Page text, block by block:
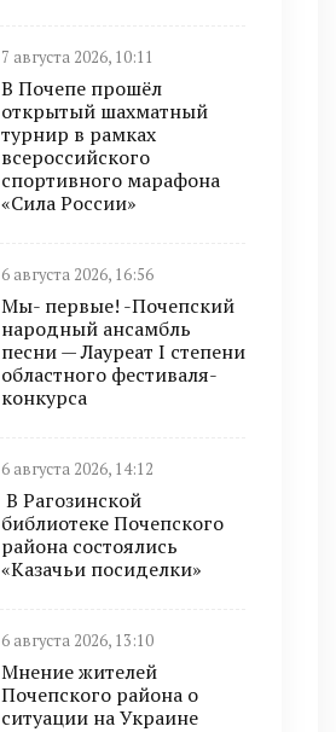
7 августа 2026, 10:11
В Почепе прошёл
открытый шахматный
турнир в рамках
всероссийского
спортивного марафона
«Сила России»
6 августа 2026, 16:56
Мы- первые! -Почепский
народный ансамбль
песни — Лауреат I степени
областного фестиваля-
конкурса
6 августа 2026, 14:12
В Рагозинской
библиотеке Почепского
района состоялись
«Казачьи посиделки»
6 августа 2026, 13:10
Мнение жителей
Почепского района о
ситуации на Украине